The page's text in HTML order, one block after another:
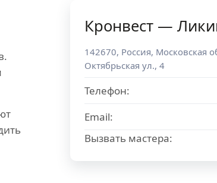
Кронвест —
142670, Россия, Московская
Октябрьская ул., 4
Телефон:
Email:
Вызвать мастера: